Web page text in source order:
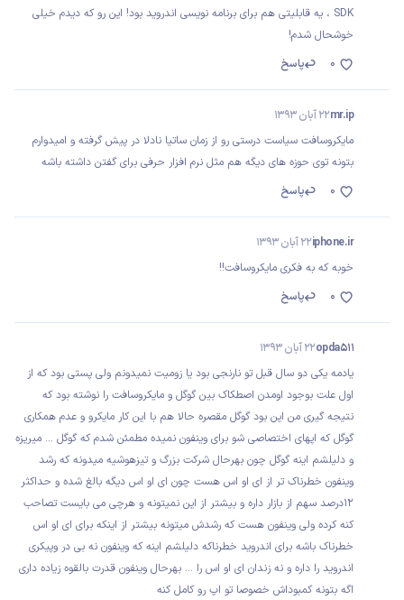
SDK ، یه قابلیتی هم برای برنامه نویسی اندروید بود! این رو که دیدم خیلی
خوشحال شدم!
پاسخ
0
mr.ip22 آبان 1393
مایکروسافت سیاست درستی رو از زمان ساتیا نادلا در پیش گرفته و امیدوارم
بتونه توی حوزه های دیگه هم مثل نرم افزار حرفی برای گفتن داشته باشه
پاسخ
0
iphone.ir22 آبان 1393
خوبه که به فکری مایکروسافت!!
پاسخ
0
opda51122 آبان 1393
یادمه یکی دو سال قبل تو نارنجی بود یا زومیت نمیدونم ولی پستی بود که از
اول علت بوجود اومدن اصطکاک بین گوگل و مایکروسافت را نوشته بود که
نتیجه گیری من این بود گوگل مقصره حالا هم با این کار مایکرو و عدم همکاری
گوگل که اپهای اختصاصی شو برای وینفون نمیده مطمئن شدم که گوگل ... میریزه
و دلیلشم اینه گوگل چون بهرحال شرکت بزرگ و تیزهوشیه میدونه که رشد
وینفون خطرناک تر از ای او اس هست چون ای او اس دیگه بالغ شده و حداکثر
12درصد سهم از بازار داره و بیشتر از این نمیتونه و هرچی می بایست تصاحب
کنه کرده ولی وینفون هست که رشدش میتونه بیشتر از اینکه برای ای او اس
خطرناک باشه برای اندروید خطرناکه دلیلشم اینه که وینفون نه بی در وپیکری
اندروید را داره و نه زندان ای او اس را ... بهرحال وینفون قدرت بالقوه زیاده داری
اگه بتونه کمبوداش خصوصا تو اپ رو کامل کنه